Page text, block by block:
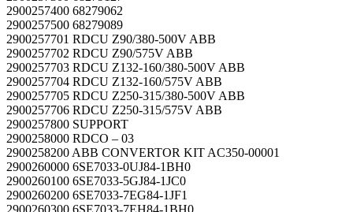
2900257400 68279062
2900257500 68279089
2900257701 RDCU Z90/380-500V ABB
2900257702 RDCU Z90/575V ABB
2900257703 RDCU Z132-160/380-500V ABB
2900257704 RDCU Z132-160/575V ABB
2900257705 RDCU Z250-315/380-500V ABB
2900257706 RDCU Z250-315/575V ABB
2900257800 SUPPORT
2900258000 RDCO – 03
2900258200 ABB CONVERTOR KIT AC350-00001
2900260000 6SE7033-0UJ84-1BH0
2900260100 6SE7033-5GJ84-1JC0
2900260200 6SE7033-7EG84-1JF1